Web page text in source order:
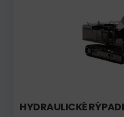
HYDRAULICKÉ